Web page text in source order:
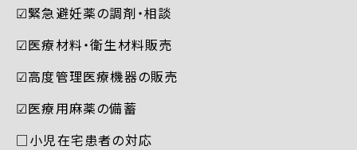
☑︎緊急避妊薬の調剤・相談
☑︎医療材料・衛生材料販売
☑︎高度管理医療機器の販売
☑︎医療用麻薬の備蓄
□小児在宅患者の対応